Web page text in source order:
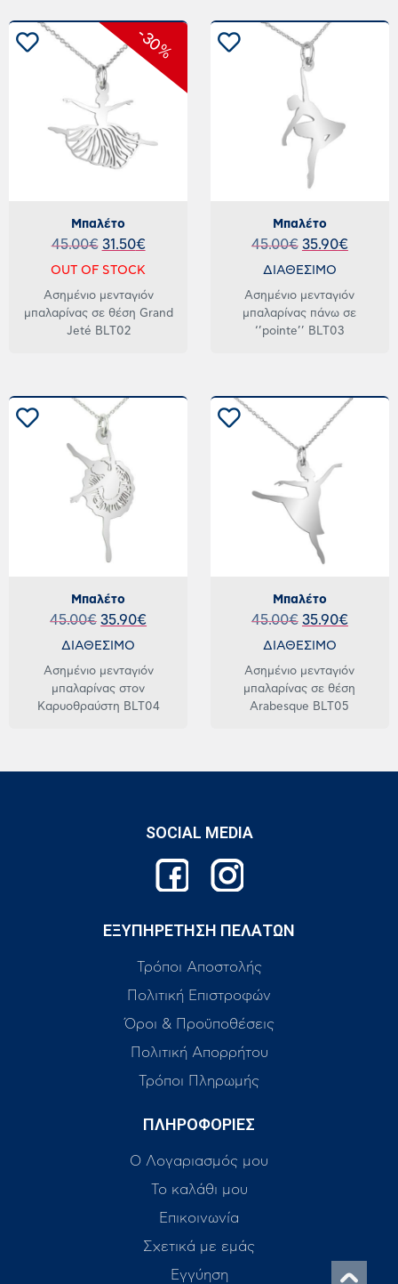
Μπαλέτο
45.00€ 31.50€
-30%
OUT OF STOCK
Ασημένιο μενταγιόν
μπαλαρίνας σε θέση Grand
Jeté BLT02
Μπαλέτο
45.00€ 35.90€
ΔΙΑΘΕΣΙΜΟ
Ασημένιο μενταγιόν
μπαλαρίνας πάνω σε
‘’pointe’’ BLT03
Μπαλέτο
45.00€ 35.90€
ΔΙΑΘΕΣΙΜΟ
Ασημένιο μενταγιόν
μπαλαρίνας στον
Καρυοθραύστη BLT04
Μπαλέτο
45.00€ 35.90€
ΔΙΑΘΕΣΙΜΟ
Ασημένιο μενταγιόν
μπαλαρίνας σε θέση
Arabesque BLT05
SOCIAL MEDIA
ΕΞΥΠΗΡΕΤΗΣΗ ΠΕΛΑΤΩΝ
Τρόποι Αποστολής
Πολιτική Επιστροφών
Όροι & Προϋποθέσεις
Πολιτική Απορρήτου
Τρόποι Πληρωμής
ΠΛΗΡΟΦΟΡΙΕΣ
Ο Λογαριασμός μου
Το καλάθι μου
Επικοινωνία
Σχετικά με εμάς
Εγγύηση